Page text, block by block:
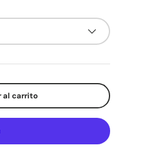
al carrito